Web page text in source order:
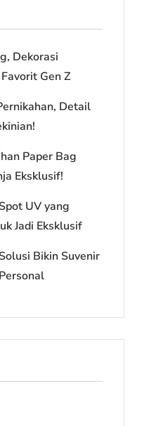
Dekorasi
Gen Z
Detail
Paper Bag
Eksklusif!
UV yang
Jadi Eksklusif
Bikin Suvenir